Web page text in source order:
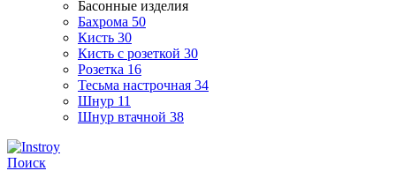
Басонные изделия
Бахрома 50
Кисть 30
Кисть с розеткой 30
Розетка 16
Тесьма настрочная 34
Шнур 11
Шнур втачной 38
Поиск